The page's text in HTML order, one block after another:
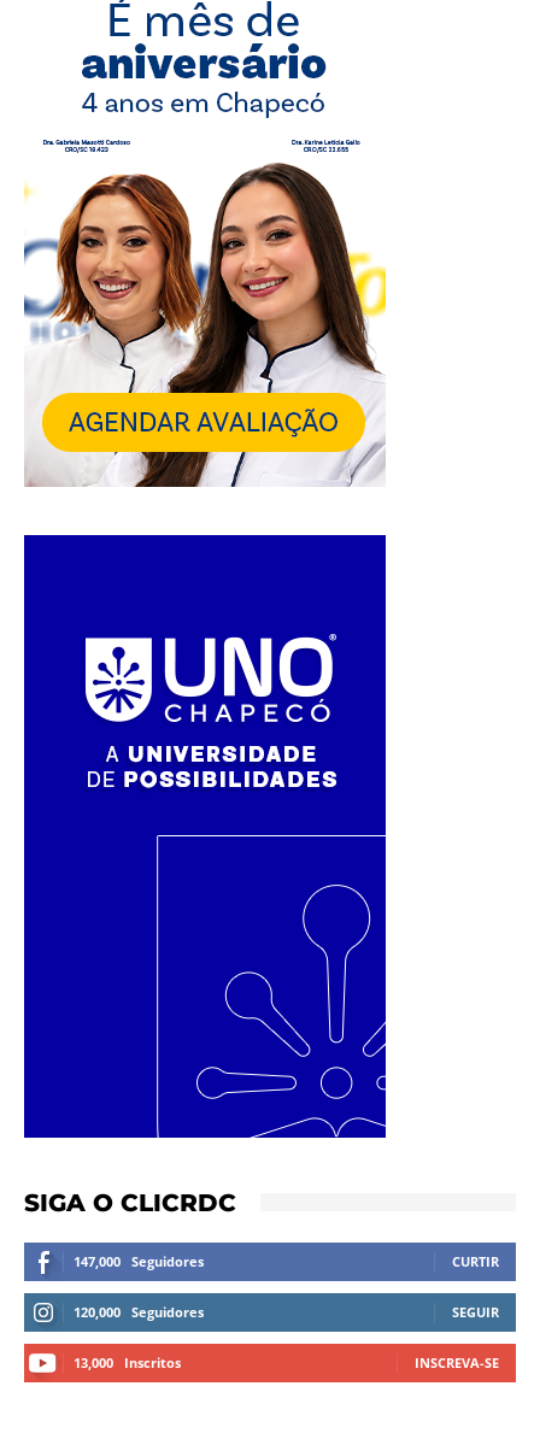
SIGA O CLICRDC
147,000 Seguidores CURTIR
120,000 Seguidores SEGUIR
13,000 Inscritos INSCREVA-SE